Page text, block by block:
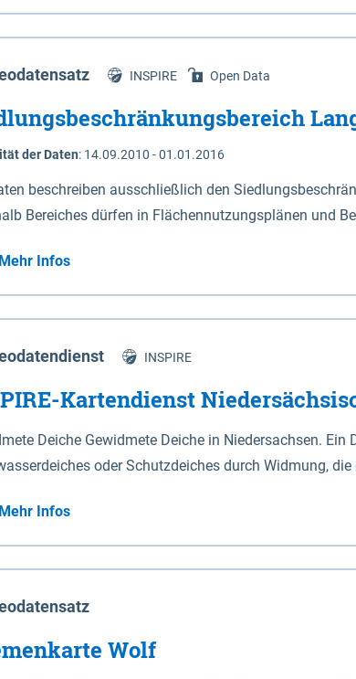
Niedersachsen (vgl. Abb. 4-1) entlang der Elbe
472,5 bei Schnackenburg bis 569 bei
Dannenberg und Lüneburg.
INSPIRE Open Data
der Daten: 14.09.2010 - 01.01.2016
beschreiben ausschließlich den
Bereiches dürfen in Flächennutzungsplänen und
Mehr Infos
INSPIRE
Kartendienst
Deiche Gewidmete Deiche in Niedersachsen.
oder Schutzdeiches durch Widmung,
Deiche gelten die Bestimmungen des
Sperrwerke Sperrwerke sind Bauwerke mit Sperrvorrichtungen in Tidegewässern, die dem
eines Gebietes vor erhöhten Tiden, vor allem vor
Art erhält die Eigenschaft eines Sperrwerkes
Mehr Infos
Wolf